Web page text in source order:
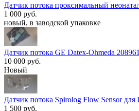
Датчик потока проксимальный
1 000 руб.
новый, в заводской упаковке
Датчик потока GE Datex-Ohmeda
10 000 руб.
Новый
Датчик потока Spirolog Flow Sensor
1 500 руб.